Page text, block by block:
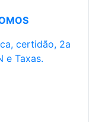
certidão, 2a
e Taxas.